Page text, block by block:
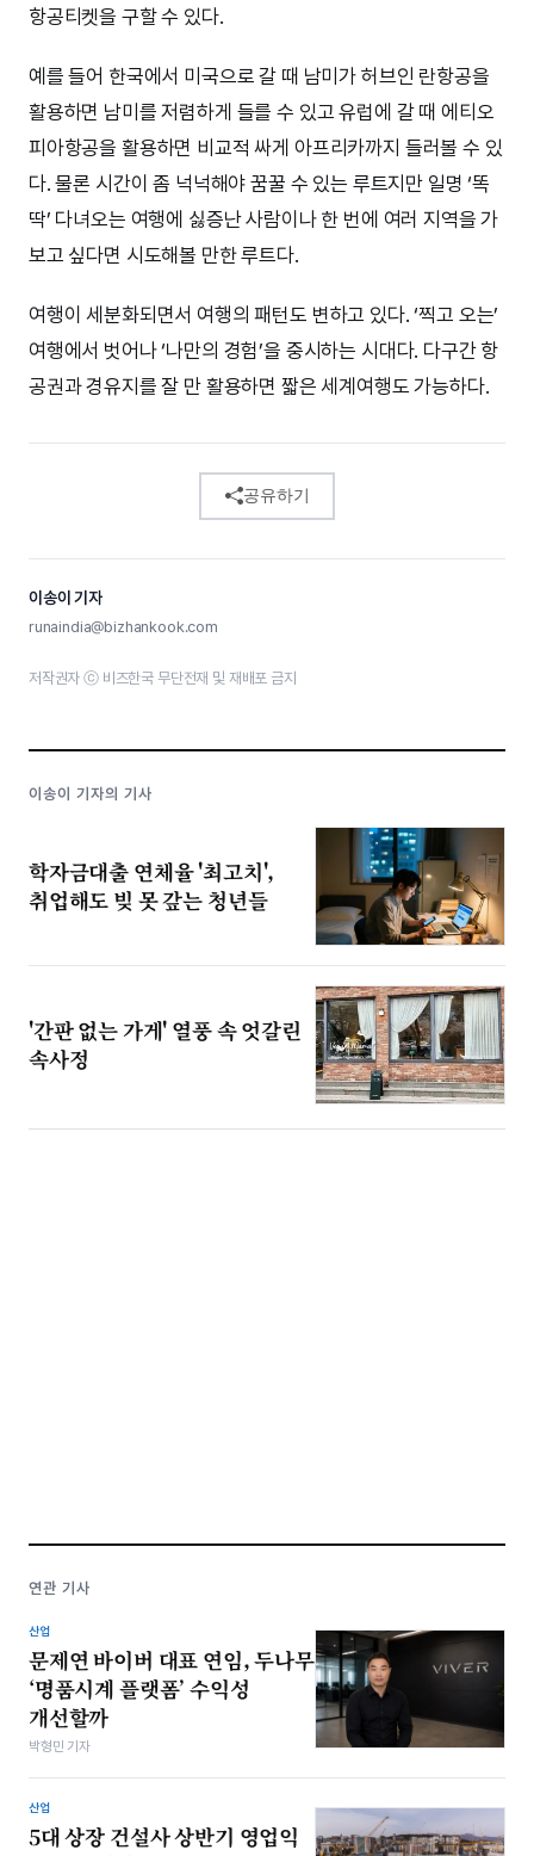
항공티켓을 구할 수 있다.
예를 들어 한국에서 미국으로 갈 때 남미가 허브인 란항공을
활용하면 남미를 저렴하게 들를 수 있고 유럽에 갈 때 에티오
피아항공을 활용하면 비교적 싸게 아프리카까지 들러볼 수 있
다. 물론 시간이 좀 넉넉해야 꿈꿀 수 있는 루트지만 일명 ‘똑
딱’ 다녀오는 여행에 싫증난 사람이나 한 번에 여러 지역을 가
보고 싶다면 시도해볼 만한 루트다.
여행이 세분화되면서 여행의 패턴도 변하고 있다. ‘찍고 오는’
여행에서 벗어나 ‘나만의 경험’을 중시하는 시대다. 다구간 항
공권과 경유지를 잘 만 활용하면 짧은 세계여행도 가능하다.
공유하기
이송이 기자
runaindia@bizhankook.com
저작권자 ⓒ 비즈한국 무단전재 및 재배포 금지
이송이 기자의 기사
학자금대출 연체율 '최고치',
취업해도 빚 못 갚는 청년들
'간판 없는 가게' 열풍 속 엇갈린
속사정
연관 기사
산업
문제연 바이버 대표 연임, 두나무
‘명품시계 플랫폼’ 수익성
개선할까
박형민 기자
산업
5대 상장 건설사 상반기 영업익